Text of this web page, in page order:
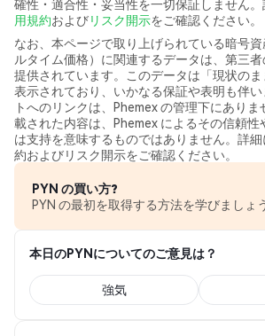
確性・適合性・妥当性を一切保証しません。
用規約およびリスク開示をご確認ください。
なお、本ページで取り上げられている暗号
ルタイム価格）に関連するデータは、第三
提供されています。このデータは「現状の
表示されており、いかなる保証や表明も伴
トへのリンクは、Phemex の管理下にあり
載された内容は、Phemex によるその信頼性
は支持を意味するものではありません。詳
約およびリスク開示をご確認ください。
PYN の買い方?
PYN の最初を取得する方法を学びましょう
本日のPYNについてのご意見は？
強気